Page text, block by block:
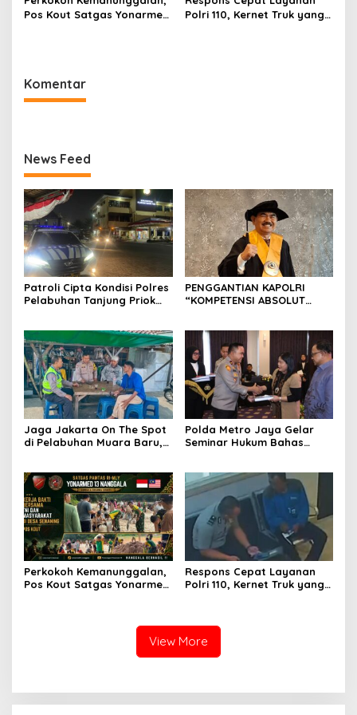
Pos Kout Satgas Yonarmed
Senaning
Polri 110, Kernet Truk yang
Komentar
News Feed
Patroli Cipta Kondisi Polres
Pelabuhan Tanjung Priok
Situasi Berlangsung Aman
dan Kondusif
PENGGANTIAN KAPOLRI
“KOMPETENSI ABSOLUT
Jaga Jakarta On The Spot
di Pelabuhan Muara Baru,
Kamtibmas Bersama
Masyarakat
Polda Metro Jaya Gelar
Seminar Hukum Bahas
Baru
Perkokoh Kemanunggalan,
Pos Kout Satgas Yonarmed
Pembangunan Masjid Desa
Respons Cepat Layanan
Polri 110, Kernet Truk yang
dengan Sopir
View More